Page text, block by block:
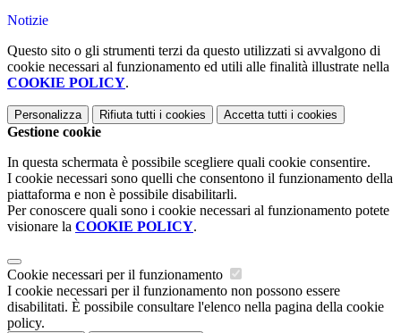
Notizie
Questo sito o gli strumenti terzi da questo utilizzati si avvalgono di
cookie necessari al funzionamento ed utili alle finalità illustrate nella
COOKIE POLICY.
Personalizza Rifiuta tutti i cookies Accetta tutti i cookies
Gestione cookie
In questa schermata è possibile scegliere quali cookie consentire.
I cookie necessari sono quelli che consentono il funzionamento della
piattaforma e non è possibile disabilitarli.
Per conoscere quali sono i cookie necessari al funzionamento potete
visionare la COOKIE POLICY.
Cookie necessari per il funzionamento
I cookie necessari per il funzionamento non possono essere
disabilitati. È possibile consultare l'elenco nella pagina della cookie
policy.